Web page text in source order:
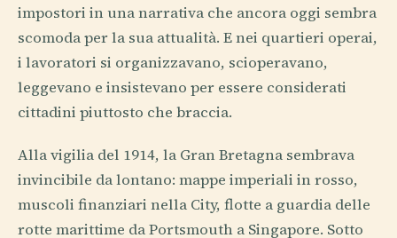
impostori in una narrativa che ancora oggi sembra
scomoda per la sua attualità. E nei quartieri operai,
i lavoratori si organizzavano, scioperavano,
leggevano e insistevano per essere considerati
cittadini piuttosto che braccia.
Alla vigilia del 1914, la Gran Bretagna sembrava
invincibile da lontano: mappe imperiali in rosso,
muscoli finanziari nella City, flotte a guardia delle
rotte marittime da Portsmouth a Singapore. Sotto